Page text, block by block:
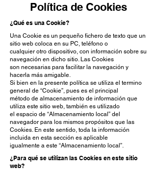
Política de Cookies
¿Qué es una Cookie?
Una Cookie es un pequeño fichero de texto que un
sitio web coloca en su PC, teléfono o
cualquier otro dispositivo, con información sobre su
navegación en dicho sitio. Las Cookies
son necesarias para facilitar la navegación y
hacerla más amigable.
Si bien en la presente política se utiliza el termino
general de “Cookie”, pues es el principal
método de almacenamiento de información que
utiliza este sitio web, también es utilizado
el espacio de “Almacenamiento local” del
navegador para los mismos propósitos que las
Cookies. En este sentido, toda la información
incluida en esta sección es aplicable
igualmente a este “Almacenamiento local”.
¿Para qué se utilizan las Cookies en este sitio
web?